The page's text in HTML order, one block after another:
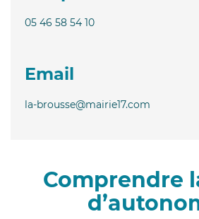
05 46 58 54 10
Email
la-brousse@mairie17.com
Comprendre